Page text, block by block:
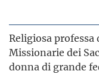
Religiosa professa
Missionarie dei
donna di grande